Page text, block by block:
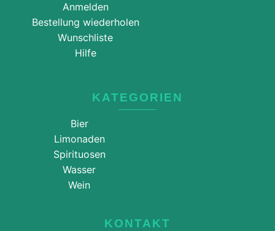
Anmelden
Bestellung wiederholen
Wunschliste
Hilfe
KATEGORIEN
Bier
Limonaden
Spirituosen
Wasser
Wein
KONTAKT